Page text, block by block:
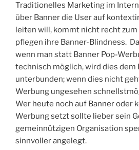
Traditionelles Marketing im
über Banner die User auf
leiten will, kommt nicht recht zum
pflegen ihre Banner-Blindness.
wenn man statt Banner Pop-
technisch möglich, wird dies dem
unterbunden; wenn dies nicht
Werbung ungesehen
Wer heute noch auf Banner oder
Werbung setzt sollte lieber sein
gemeinnützigen Organisation
sinnvoller angelegt.